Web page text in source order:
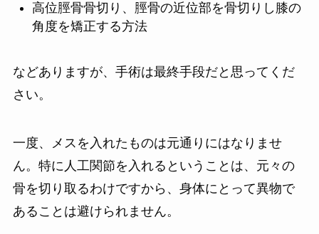
高位脛骨骨切り、脛骨の近位部を骨切りし膝の
角度を矯正する方法
などありますが、手術は最終手段だと思ってくだ
さい。
一度、メスを入れたものは元通りにはなりませ
ん。特に人工関節を入れるということは、元々の
骨を切り取るわけですから、身体にとって異物で
あることは避けられません。